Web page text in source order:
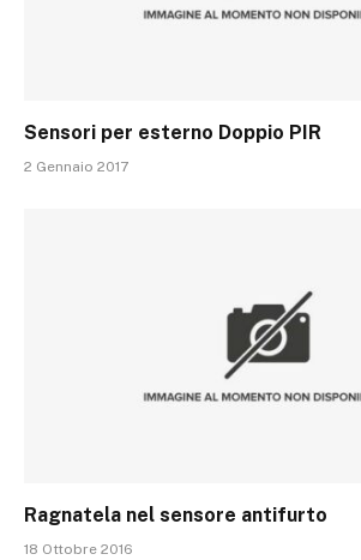
Sensori per esterno Doppio PIR
2 Gennaio 2017
Ragnatela nel sensore antifurto
18 Ottobre 2016